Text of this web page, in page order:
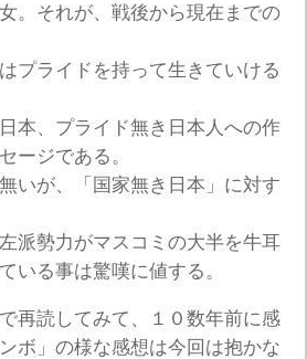
。それが、戦後から現在までの
プライドを持って生きていける
本、プライド無き日本人への作
ージである。
いが、「国家無き日本」に対す
派勢力がマスコミの大半を牛耳
いる事は驚嘆に値する。
再読してみて、１０数年前に感
ボ」の様な感想は今回は抱かな